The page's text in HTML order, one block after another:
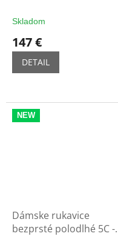
Skladom
147 €
DETAIL
NEW
Dámske rukavice
bezprsté polodlhé 5C -